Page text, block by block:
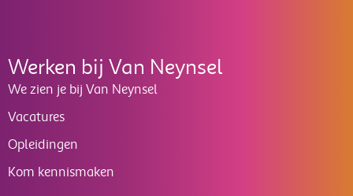
Werken bij Van Neynsel
We zien je bij Van Neynsel
Vacatures
Opleidingen
Kom kennismaken